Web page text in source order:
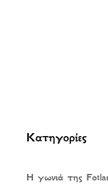
Κατηγορίες
Η γωνιά της